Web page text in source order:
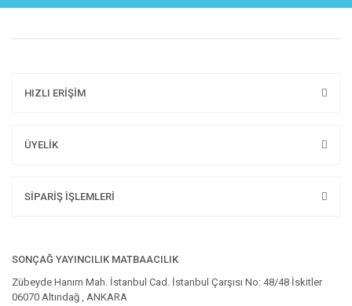
HIZLI ERİŞİM
ÜYELİK
SİPARİŞ İŞLEMLERİ
SONÇAĞ YAYINCILIK MATBAACILIK
Zübeyde Hanım Mah. İstanbul Cad. İstanbul Çarşısı No: 48/48 İskitler
06070 Altındağ , ANKARA